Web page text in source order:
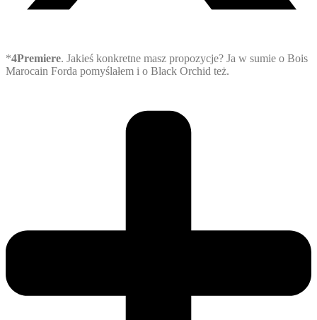
*4Premiere. Jakieś konkretne masz propozycje? Ja w sumie o Bois
Marocain Forda pomyślałem i o Black Orchid też.